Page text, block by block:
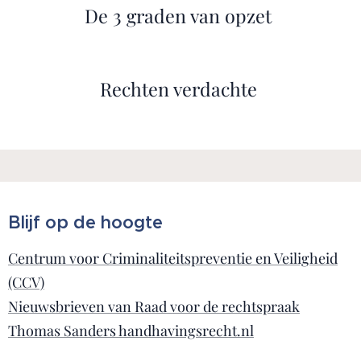
De 3 graden van opzet
Rechten verdachte
Blijf op de hoogte
Centrum voor Criminaliteitspreventie en Veiligheid
(CCV)
Nieuwsbrieven van Raad voor de rechtspraak
Thomas Sanders handhavingsrecht.nl